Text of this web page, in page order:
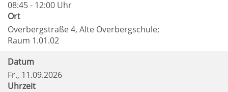
08:45 - 12:00 Uhr
Ort
Overbergstraße 4, Alte Overbergschule;
Raum 1.01.02
Datum
Fr., 11.09.2026
Uhrzeit